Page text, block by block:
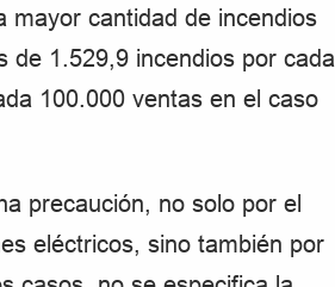
mayor cantidad de incendios
de 1.529,9 incendios por cada
100.000 ventas en el caso
precaución, no solo por el
eléctricos, sino también por